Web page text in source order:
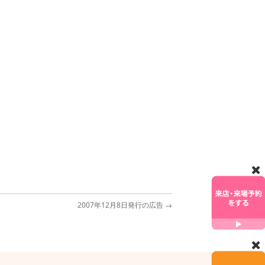
2007年12月8日発行の広告 →